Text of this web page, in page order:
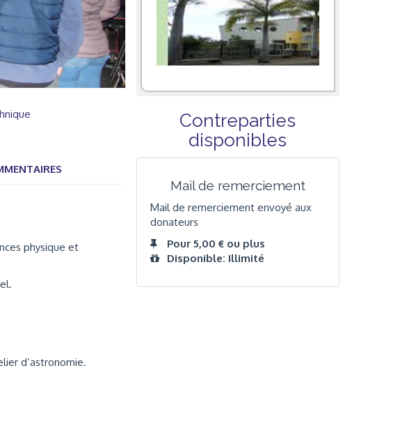
physique et
d’astronomie.
Contreparties
disponibles
Mail de remerciement
Mail de remerciement envoyé aux
donateurs
Pour 5,00 € ou plus
Disponible: Illimité